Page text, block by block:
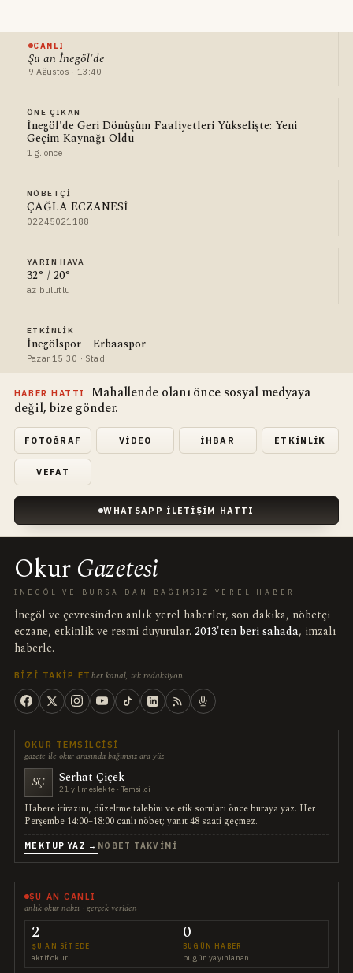
CANLI
Şu an İnegöl'de
9 Ağustos · 13:40
ÖNE ÇIKAN
İnegöl'de Geri Dönüşüm Faaliyetleri Yükselişte: Yeni
Geçim Kaynağı Oldu
1 g. önce
NÖBETÇI
ÇAĞLA ECZANESİ
02245021188
YARIN HAVA
32° / 20°
az bulutlu
ETKINLIK
İnegölspor – Erbaaspor
Pazar 15:30 · Stad
HABER HATTI
Mahallende olanı önce sosyal medyaya
değil, bize gönder.
FOTOĞRAF VIDEO İHBAR ETKINLIK
VEFAT
WHATSAPP İLETIŞIM HATTI
OkurGazetesi
İNEGÖL VE BURSA'DAN BAĞIMSIZ YEREL HABER
İnegöl ve çevresinden anlık yerel haberler, son dakika, nöbetçi
eczane, etkinlik ve resmi duyurular. 2013'ten beri sahada, imzalı
haberle.
BIZI TAKIP ET her kanal, tek redaksiyon
OKUR TEMSILCISI
gazete ile okur arasında bağımsız ara yüz
SÇ Serhat Çiçek
21 yıl meslekte · Temsilci
Habere itirazını, düzeltme talebini ve etik soruları önce buraya yaz. Her
Perşembe 14:00–18:00 canlı nöbet; yanıt 48 saati geçmez.
MEKTUP YAZ → NÖBET TAKVIMI
ŞU AN CANLI
anlık okur nabzı · gerçek veriden
2
ŞU AN SITEDE
aktif okur
0
BUGÜN HABER
bugün yayınlanan